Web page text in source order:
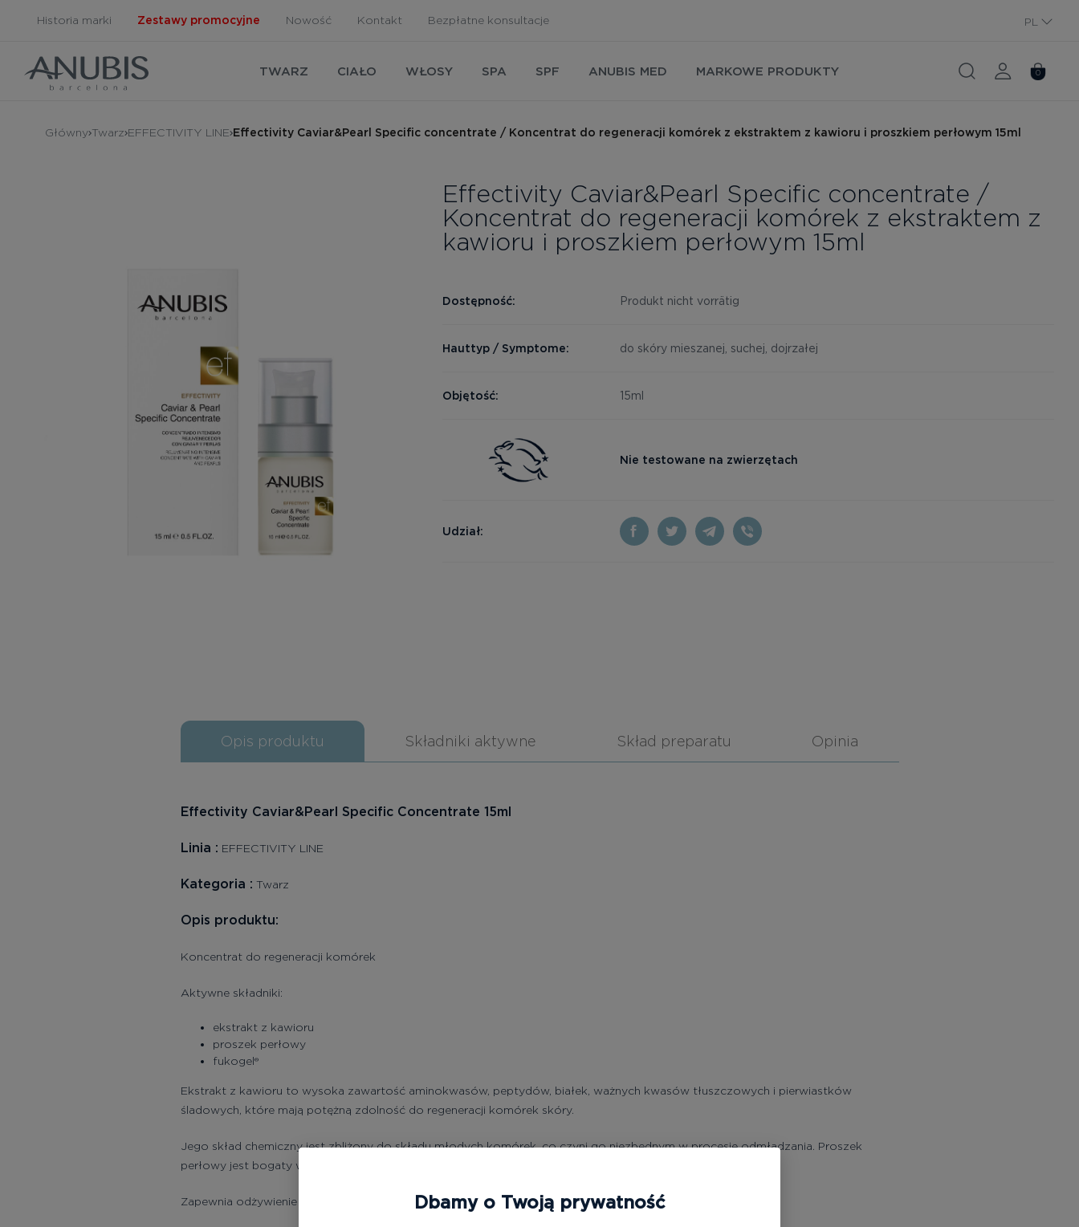
Historia marki Zestawy promocyjne Nowość Kontakt Bezpłatne konsultacje
PL
TWARZ CIAŁO WŁOSY SPA SPF ANUBIS MED MARKOWE PRODUKTY 0
Główny Twarz EFFECTIVITY LINE Effectivity Caviar&Pearl Specific concentrate / Koncentrat do regeneracji komórek z ekstraktem z kawioru i proszkiem perłowym 15ml
Effectivity Caviar&Pearl Specific concentrate /
Koncentrat do regeneracji komórek z ekstraktem z
kawioru i proszkiem perłowym 15ml
Dostępność: Produkt nicht vorrätig
Hauttyp / Symptome: do skóry mieszanej, suchej, dojrzałej
Objętość: 15ml
Nie testowane na zwierzętach
Udział:
Opis produktu Składniki aktywne Skład preparatu Opinia
Effectivity Caviar&Pearl Specific Concentrate 15ml
Linia : EFFECTIVITY LINE
Kategoria : Twarz
Opis produktu:
Koncentrat do regeneracji komórek
Aktywne składniki:
ekstrakt z kawioru
proszek perłowy
fukogel®
Ekstrakt z kawioru to wysoka zawartość aminokwasów, peptydów, białek, ważnych kwasów tłuszczowych i pierwiastków
śladowych, które mają potężną zdolność do regeneracji komórek skóry.
Jego skład chemiczny jest zbliżony do składu młodych komórek, co czyni go niezbędnym w procesie odmładzania. Proszek
perłowy jest bogaty w wapń, proteiny, aminokwasy, pierwiastki śladowe i polisacharydy.
Zapewnia odżywienie i nawilżenie, regeneruje komórki.Dbamy o Twoją prywatność